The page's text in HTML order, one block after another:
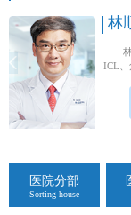
林
ICL、
医院分部
Sorting house